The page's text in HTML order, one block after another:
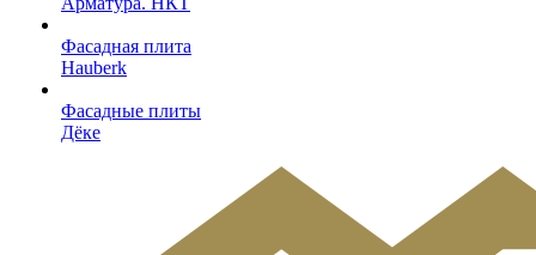
Фасадная плита
Hauberk
Фасадные плиты
Дёке